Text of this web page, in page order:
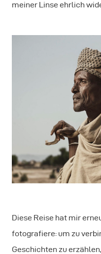
meiner Linse ehrlich
Diese Reise hat mir
fotografiere: um zu
Geschichten zu